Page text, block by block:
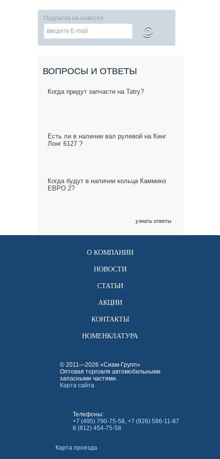
Подписка на новости:
@
ВОПРОСЫ И ОТВЕТЫ
Когда придут запчасти на Tatry?
Есть ли в наличии вал рулевой на Кинг
Лонг 6127 ?
Когда будут в наличии кольца Камминз
ЕВРО 2?
узнать ответы
О КОМПАНИИ
НОВОСТИ
СТАТЬИ
АКЦИИ
КОНТАКТЫ
НОМЕНКЛАТУРА
© 2011—2026 «Сиам-Групп»
Оптовая торговля автомобильными
запасными частями.
Карта сайта
Телефоны:
+7 (495) 790-75-58, +7 (926) 586-11-87
8 (812) 454-75-58
Карта проезда